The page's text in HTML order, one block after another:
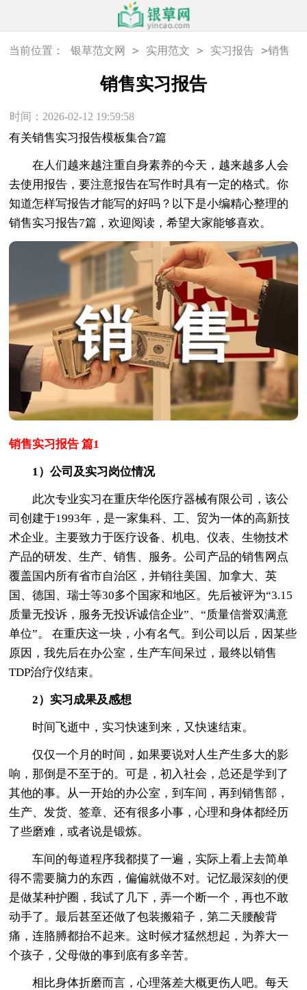
当前位置： 银草范文网 > 实用范文 > 实习报告 >销售
销售实习报告
时间：2026-02-12 19:59:58
有关销售实习报告模板集合7篇
在人们越来越注重自身素养的今天，越来越多人会
去使用报告，要注意报告在写作时具有一定的格式。你
知道怎样写报告才能写的好吗？以下是小编精心整理的
销售实习报告7篇，欢迎阅读，希望大家能够喜欢。
销售实习报告 篇1
1）公司及实习岗位情况
此次专业实习在重庆华伦医疗器械有限公司，该公
司创建于1993年，是一家集科、工、贸为一体的高新技
术企业。主要致力于医疗设备、机电、仪表、生物技术
产品的研发、生产、销售、服务。公司产品的销售网点
覆盖国内所有省市自治区，并销往美国、加拿大、英
国、德国、瑞士等30多个国家和地区。先后被评为“3.15
质量无投诉，服务无投诉诚信企业”、“质量信誉双满意
单位”。 在重庆这一块，小有名气。到公司以后，因某些
原因，我先后在办公室，生产车间呆过，最终以销售
TDP治疗仪结束。
2）实习成果及感想
时间飞逝中，实习快速到来，又快速结束。
仅仅一个月的时间，如果要说对人生产生多大的影
响，那倒是不至于的。可是，初入社会，总还是学到了
其他的事。从一开始的办公室，到车间，再到销售部，
生产、发货、签章、还有很多小事，心理和身体都经历
了些磨难，或者说是锻炼。
车间的每道程序我都摸了一遍，实际上看上去简单
得不需要脑力的东西，偏偏就做不对。记忆最深刻的便
是做某种护圈，我试了几下，弄一个断一个，再也不敢
动手了。最后甚至还做了包装搬箱子，第二天腰酸背
痛，连胳膊都抬不起来。这时候才猛然想起，为养大一
个孩子，父母做的事到底有多辛苦。
相比身体折磨而言，心理落差大概更伤人吧。每天